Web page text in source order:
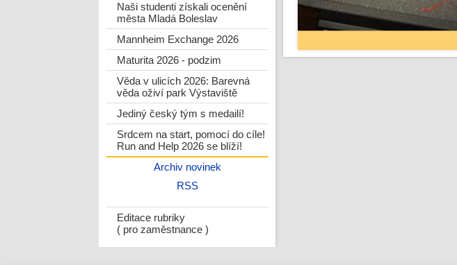
Naši studenti získali ocenění
města Mladá Boleslav
Mannheim Exchange 2026
Maturita 2026 - podzim
Věda v ulicích 2026: Barevná
věda oživí park Výstaviště
Jediný český tým s medailí!
Srdcem na start, pomocí do cíle!
Run and Help 2026 se blíží!
Archiv novinek
RSS
Editace rubriky
( pro zaměstnance )